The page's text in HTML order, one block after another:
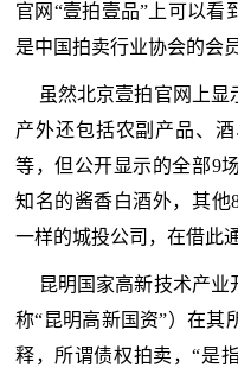
官网“壹拍壹品”上可以看
是中国拍卖行业协会的会
虽然北京壹拍官网上显
产外还包括农副产品、
等，但公开显示的全部9
知名的酱香白酒外，其
一样的城投公司，在借此
昆明国家高新技术产
称“昆明高新国资”）在其
释，所谓债权拍卖，“是